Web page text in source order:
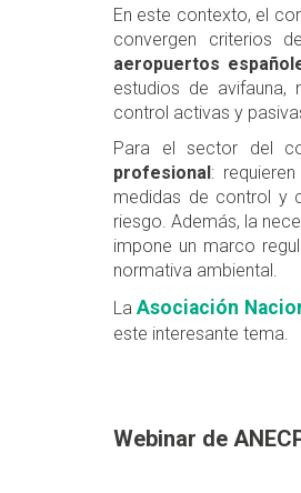
En este contexto, el
convergen criterios
aeropuertos
estudios de avifauna,
control activas y
Para el sector del
profesional:
medidas de control y
riesgo. Además, la
impone un marco
normativa ambiental.
LaAsociación
este interesante tema.
Webinar de